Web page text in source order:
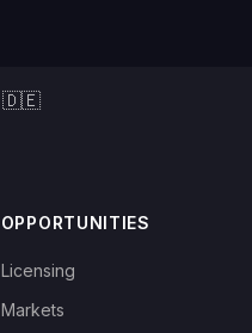
🇩🇪
OPPORTUNITIES
Licensing
Markets